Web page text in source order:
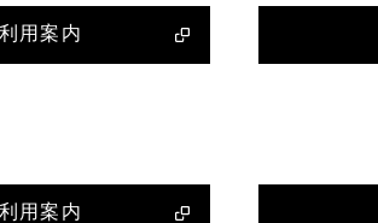
用案内
用案内